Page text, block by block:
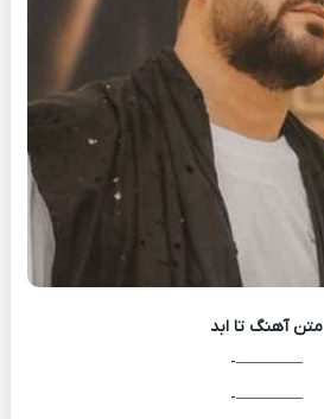
متن آهنگ تا ابد
————-
————-